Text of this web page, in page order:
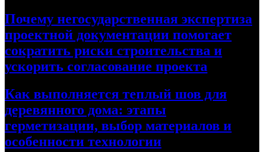
Почему негосударственная экспертиза
проектной документации помогает
сократить риски строительства и
ускорить согласование проекта
Как выполняется теплый шов для
деревянного дома: этапы
герметизации, выбор материалов и
особенности технологии